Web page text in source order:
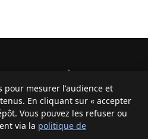
À propos
Contactez-nous
Fluxenet. Les contenus relèvent de
Pour toute remarque,
pour mesurer l'audience et
En cliquant sur « accepter
Vous pouvez les refuser ou
via la politique de